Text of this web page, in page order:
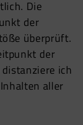
Die
der
überprüft.
der
ich
aller